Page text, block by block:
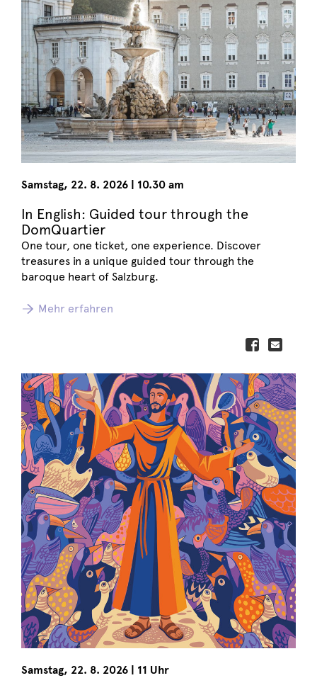
Samstag, 22. 8. 2026 | 10.30 am
In English: Guided tour through the
DomQuartier
One tour, one ticket, one experience. Discover
treasures in a unique guided tour through the
baroque heart of Salzburg.
Mehr erfahren
Samstag, 22. 8. 2026 11 Uhr